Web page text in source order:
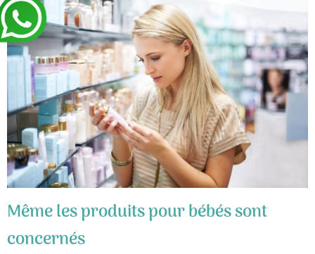
Même les produits pour bébés sont
concernés